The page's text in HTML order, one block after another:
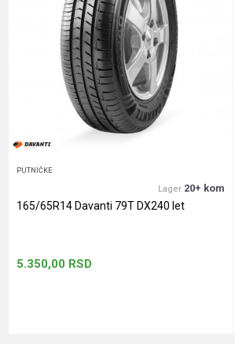
Anti-spam zaštita - izračunajte koliko je 9 - 4 :
PUTNIČKE
Lager 20+ kom
165/65R14 Davanti 79T DX240 let
5.350,00 RSD